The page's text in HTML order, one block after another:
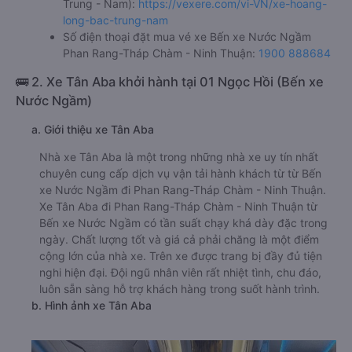
Văn phòng xe Hoàng Long (Bắc - Trung - Nam) ở Bến xe
Nước Ngầm:
Xem địa chỉ văn phòng nhà xe Hoàng Long (Bắc -
Trung - Nam):https://vexere.com/vi-VN/xe-hoang-
long-bac-trung-nam
Số điện thoại đặt mua vé xe Bến xe Nước Ngầm
Phan Rang-Tháp Chàm - Ninh Thuận:
🚌 2. Xe Tân Aba khởi hành tại 01 Ngọc Hồi (Bến xe
Nước Ngầm)
a. Giới thiệu xe Tân Aba
Nhà xe Tân Aba là một trong những nhà xe uy tín nhất
chuyên cung cấp dịch vụ vận tải hành khách từ từ Bến
xe Nước Ngầm đi Phan Rang-Tháp Chàm - Ninh Thuận.
Xe Tân Aba đi Phan Rang-Tháp Chàm - Ninh Thuận từ
Bến xe Nước Ngầm có tần suất chạy khá dày đặc trong
ngày. Chất lượng tốt và giá cả phải chăng là một điểm
cộng lớn của nhà xe. Trên xe được trang bị đầy đủ tiện
luôn sẵn sàng hỗ trợ khách hàng trong suốt hành trình.